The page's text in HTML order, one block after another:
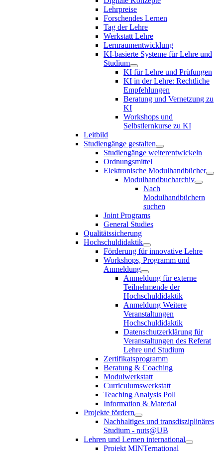
Lehrpreise
Forschendes Lernen
Tag der Lehre
Werkstatt Lehre
Lernraumentwicklung
KI-basierte Systeme für Lehre und
Studium
KI für Lehre und Prüfungen
KI in der Lehre: Rechtliche
Empfehlungen
Beratung und Vernetzung zu
KI
Workshops und
Selbstlernkurse zu KI
Leitbild
Studiengänge gestalten
Studiengänge weiterentwickeln
Ordnungsmittel
Elektronische Modulhandbücher
Modulhandbucharchiv
Nach
Modulhandbüchern
suchen
Joint Programs
General Studies
Qualitätssicherung
Hochschuldidaktik
Förderung für innovative Lehre
Workshops, Programm und
Anmeldung
Anmeldung für externe
Teilnehmende der
Hochschuldidaktik
Anmeldung Weitere
Veranstaltungen
Hochschuldidaktik
Datenschutzerklärung für
Veranstaltungen des Referat
Lehre und Studium
Zertifikatsprogramm
Beratung & Coaching
Modulwerkstatt
Curriculumswerkstatt
Teaching Analysis Poll
Information & Material
Projekte fördern
Nachhaltiges und transdisziplinäres
Studium - nuts@UB
Lehren und Lernen international
Projekt MINTernational